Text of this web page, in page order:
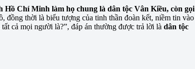
Chí Minh làm họ chung là dân tộc Vân Kiều, còn gọi
đồng thời là biểu tượng của tinh thần đoàn kết, niềm tin vào
cả mọi người là?”, đáp án thường được trả lời là dân tộc